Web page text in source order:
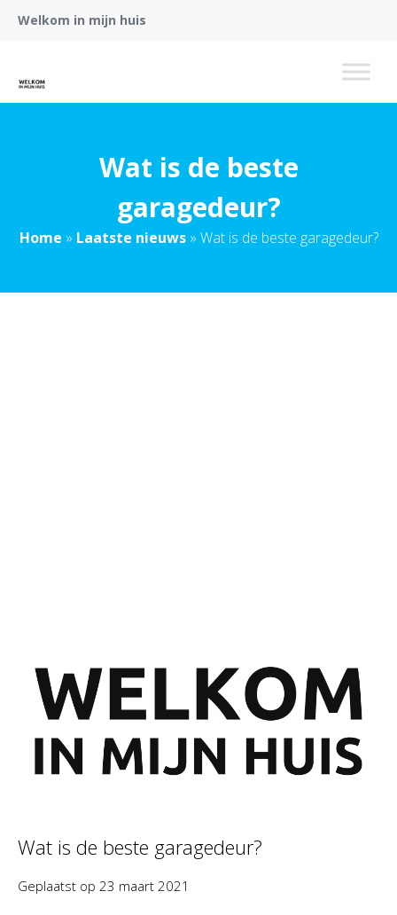
Welkom in mijn huis
Wat is de beste
garagedeur?
Home » Laatste nieuws» Wat is de beste garagedeur?
Wat is de beste garagedeur?
Geplaatst op 23 maart 2021